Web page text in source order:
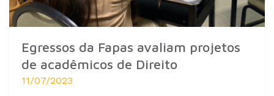
Egressos da Fapas avaliam projetos
de acadêmicos de Direito
11/07/2023